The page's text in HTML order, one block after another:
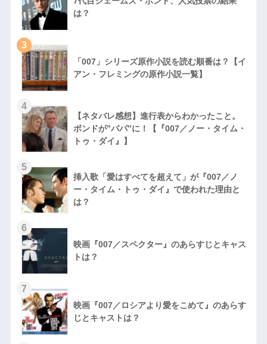
は？
3
「007」シリーズ原作小説を読む順番は？【イ
アン・フレミングの原作小説一覧】
4
【ネタバレ感想】進行表からわかったこと。
ボンドが”パパ”に！【『007／ノー・タイム・
トゥ・ダイ』】
5
挿入歌「愛はすべてを超えて」が『007／ノ
ー・タイム・トゥ・ダイ』で使われた理由と
は？
6
映画『007／スペクター』のあらすじとキャス
トは？
7
映画『007／ロシアより愛をこめて』のあらす
じとキャストは？